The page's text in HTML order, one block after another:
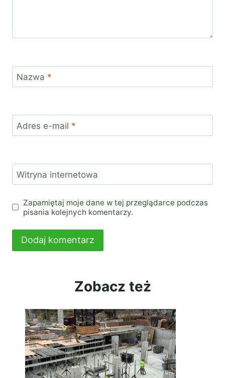
Nazwa *
Adres e-mail *
Witryna internetowa
Zapamiętaj moje dane w tej przeglądarce podczas
pisania kolejnych komentarzy.
Zobacz też